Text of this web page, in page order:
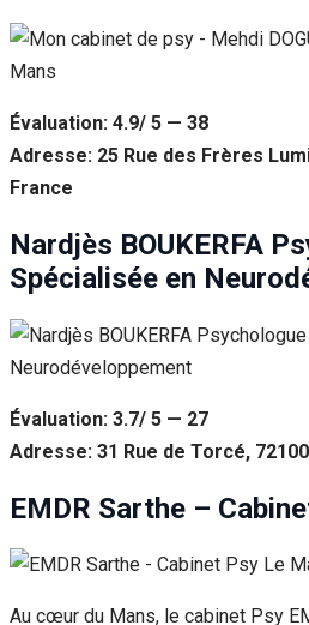
Évaluation: 4.9/ 5 — 38
Adresse: 25 Rue des Frères
France
Nardjès BOUKERFA
Spécialisée en
Évaluation: 3.7/ 5 — 27
Adresse: 31 Rue de Torcé,
EMDR Sarthe –
Au cœur du Mans, le cabinet Psy